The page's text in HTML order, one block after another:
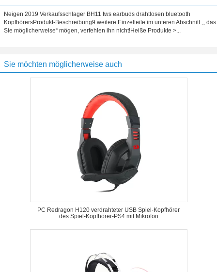
Neigen 2019 Verkaufsschlager BH11 tws earbuds drahtlosen bluetooth
KopfhörersProdukt-Beschreibung9 weitere Einzelteile im unteren Abschnitt „, das
Sie möglicherweise“ mögen, verfehlen ihn nicht!Heiße Produkte >...
Sie möchten möglicherweise auch
PC Redragon H120 verdrahteter USB Spiel-Kopfhörer
des Spiel-Kopfhörer-PS4 mit Mikrofon